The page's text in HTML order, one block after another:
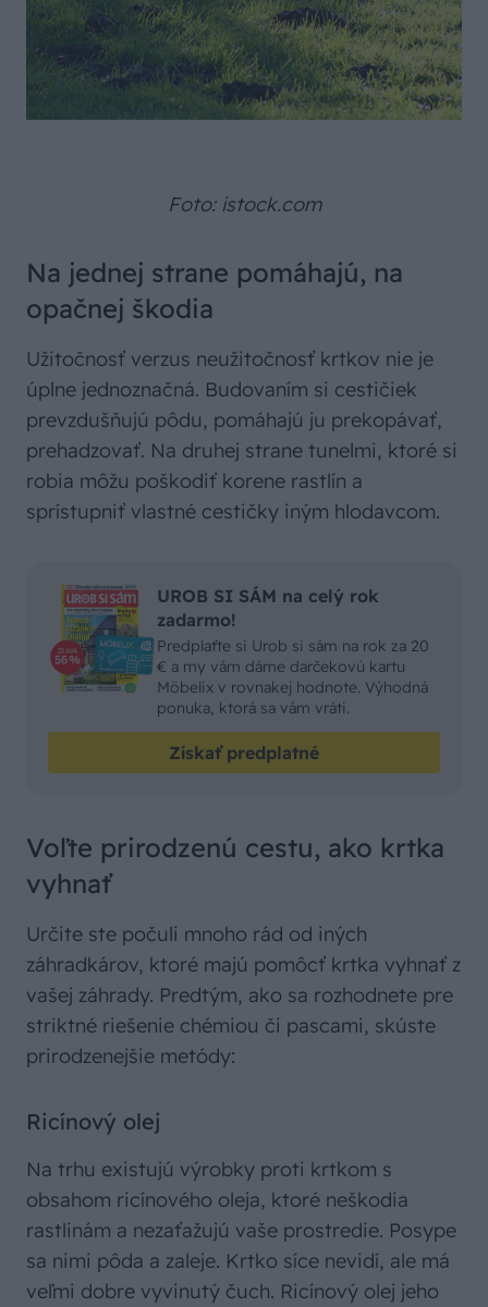
Foto: istock.com
Na jednej strane pomáhajú, na
opačnej škodia
Užitočnosť verzus neužitočnosť krtkov nie je
úplne jednoznačná. Budovaním si cestičiek
prevzdušňujú pôdu, pomáhajú ju prekopávať,
prehadzovať. Na druhej strane tunelmi, ktoré si
robia môžu poškodiť korene rastlín a
sprístupniť vlastné cestičky iným hlodavcom.
UROB SI SÁM na celý rok
zadarmo!
Predplaťte si Urob si sám na rok za 20
€ a my vám dáme darčekovú kartu
Möbelix v rovnakej hodnote. Výhodná
ponuka, ktorá sa vám vráti.
Získať predplatné
Voľte prirodzenú cestu, ako krtka
vyhnať
Určite ste počuli mnoho rád od iných
záhradkárov, ktoré majú pomôcť krtka vyhnať z
vašej záhrady. Predtým, ako sa rozhodnete pre
striktné riešenie chémiou či pascami, skúste
prirodzenejšie metódy:
Ricínový olej
Na trhu existujú výrobky proti krtkom s
obsahom ricínového oleja, ktoré neškodia
rastlinám a nezaťažujú vaše prostredie. Posype
sa nimi pôda a zaleje. Krtko síce nevidí, ale má
veľmi dobre vyvinutý čuch. Ricínový olej jeho